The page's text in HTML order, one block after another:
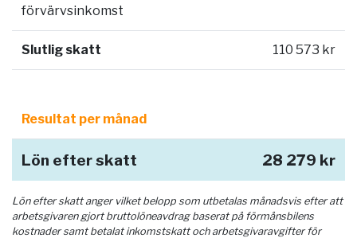
förvärvsinkomst
Slutlig skatt 110 573 kr
Resultat per månad
Lön efter skatt 28 279 kr
Lön efter skatt anger vilket belopp som utbetalas månadsvis efter att
arbetsgivaren gjort bruttolöneavdrag baserat på förmånsbilens
kostnader samt betalat inkomstskatt och arbetsgivaravgifter för